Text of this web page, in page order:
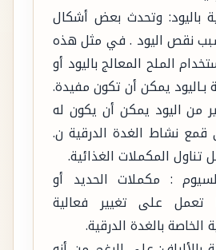
باليود: وتحدث بعض أشكال
نقص اليود . في مثل هذه
الملح المعالج باليود أو
بـاليود يمكن أن تكون مفيدة.
من اليود يمكن أن يكون له
نشاط الغدة الدرقية ن.
المكملات الغذائية.
: مكملات الحديد أو
تعمل على تغيير فعالية
الخاصة بالغدة الدرقية.